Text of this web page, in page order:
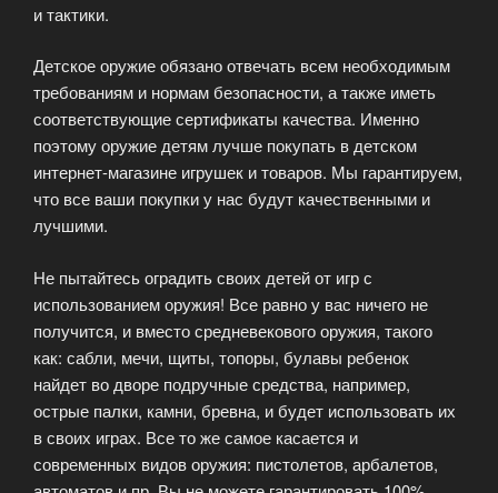
и тактики.
Детское оружие обязано отвечать всем необходимым
требованиям и нормам безопасности, а также иметь
соответствующие сертификаты качества. Именно
поэтому оружие детям лучше покупать в детском
интернет-магазине игрушек и товаров. Мы гарантируем,
что все ваши покупки у нас будут качественными и
лучшими.
Не пытайтесь оградить своих детей от игр с
использованием оружия! Все равно у вас ничего не
получится, и вместо средневекового оружия, такого
как: сабли, мечи, щиты, топоры, булавы ребенок
найдет во дворе подручные средства, например,
острые палки, камни, бревна, и будет использовать их
в своих играх. Все то же самое касается и
современных видов оружия: пистолетов, арбалетов,